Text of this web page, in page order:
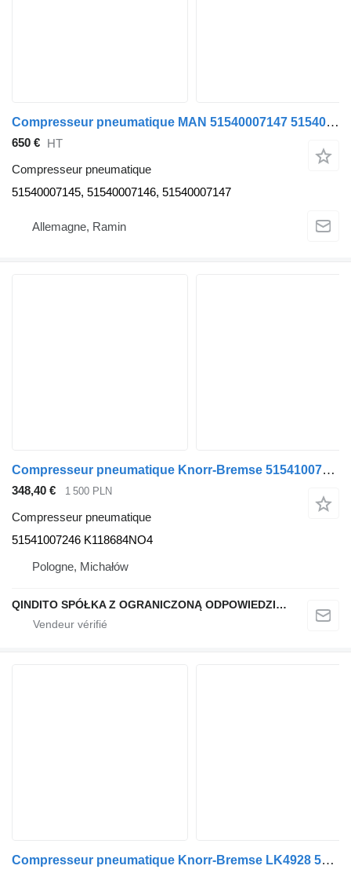
Compresseur pneumatique MAN 51540007147 51540007145 pour tracteur routier MAN TGA TGX TGS
650 € HT
Compresseur pneumatique
51540007145, 51540007146, 51540007147
Allemagne, Ramin
Compresseur pneumatique Knorr-Bremse 51541007246 pour tracteur routier MAN TGX TGS EURO 6
348,40 € 1 500 PLN
Compresseur pneumatique
51541007246 K118684NO4
Pologne, Michałów
QINDITO SPÓŁKA Z OGRANICZONĄ ODPOWIEDZIALNOŚCIĄ
Compresseur pneumatique Knorr-Bremse LK4928 51541007248 pour tracteur routier MAN TGX TGS